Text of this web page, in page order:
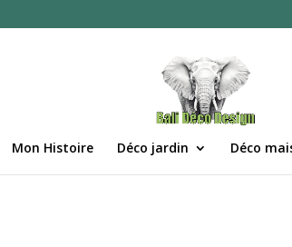
Mon Histoire Déco jardin Déco